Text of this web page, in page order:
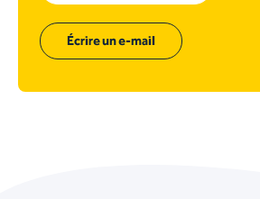
Écrire un e-mail